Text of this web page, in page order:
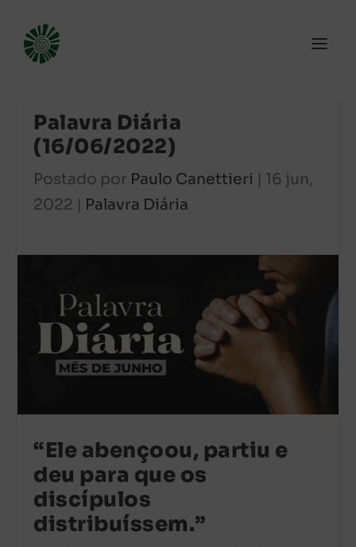
Palavra Diária
(16/06/2022)
Postado por Paulo Canettieri | 16 jun,
2022 | Palavra Diária
“Ele abençoou, partiu e
deu para que os
discípulos
distribuíssem.”